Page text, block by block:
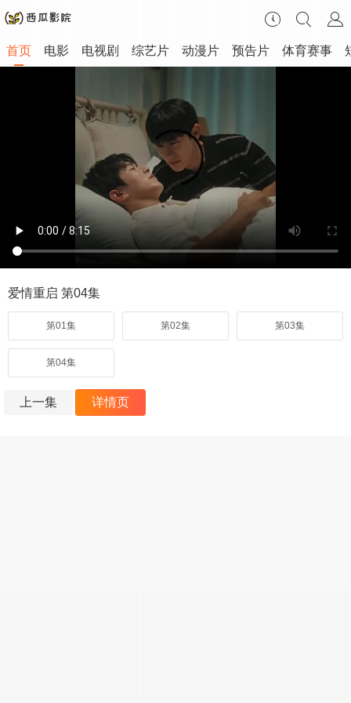
首页 电影 电视剧 综艺片 动漫片 预告片 体育赛事
爱情重启 第04集
第01集 第02集 第03集
第04集
上一集 详情页